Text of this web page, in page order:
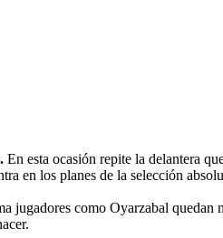
En esta ocasión repite la delantera
en los planes de la selección
como Oyarzabal